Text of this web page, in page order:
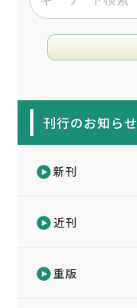
刊行のお知らせ
新刊
近刊
重版